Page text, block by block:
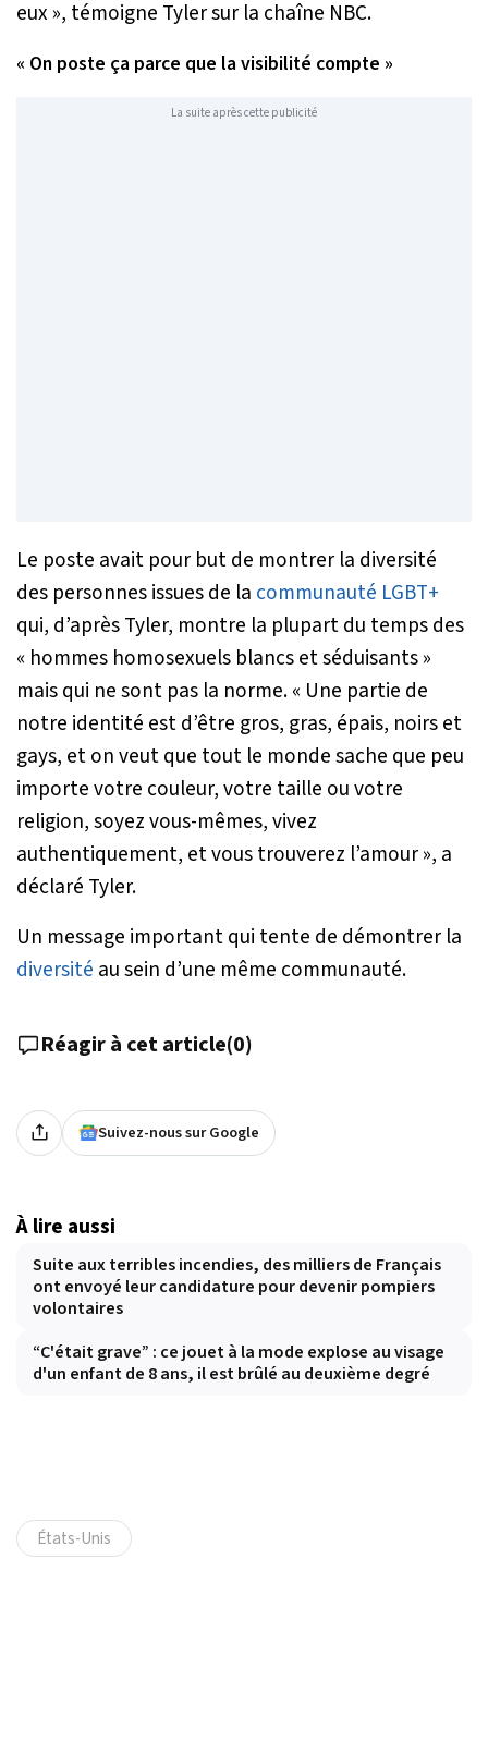
eux », témoigne Tyler sur la chaîne NBC.
« On poste ça parce que la visibilité compte »
La suite après cette publicité
Le poste avait pour but de montrer la diversité
des personnes issues de la communauté LGBT+
qui, d’après Tyler, montre la plupart du temps des
« hommes homosexuels blancs et séduisants»
mais qui ne sont pas la norme. « Une partie de
notre identité est d’être gros, gras, épais, noirs et
gays, et on veut que tout le monde sache que peu
importe votre couleur, votre taille ou votre
religion, soyez vous-mêmes, vivez
authentiquement, et vous trouverez l’amour», a
déclaré Tyler.
Un message important qui tente de démontrer la
diversité au sein d’une même communauté.
Réagir à cet article(0)
Suivez-nous sur Google
À lire aussi
Suite aux terribles incendies, des milliers de Français
ont envoyé leur candidature pour devenir pompiers
volontaires
“C'était grave” : ce jouet à la mode explose au visage
d'un enfant de 8 ans, il est brûlé au deuxième degré
États-Unis